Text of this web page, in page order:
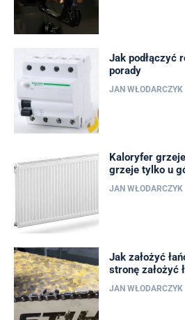
Jak podłączyć
porady
JAN WŁODARCZYK
Kaloryfer
grzeje tylko u
JAN WŁODARCZYK
Jak założyć
stronę założyć
JAN WŁODARCZYK